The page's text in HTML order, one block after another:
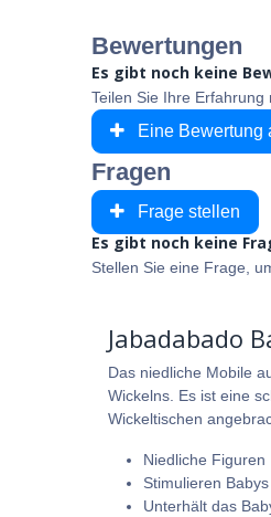
Bewertungen
Es gibt noch keine
Teilen Sie Ihre
Eine Bewertung
Fragen
Frage stellen
Es gibt noch keine
Stellen Sie eine Frage,
Jabadabado
Das niedliche Mobile
Wickelns. Es ist eine
Wickeltischen
Niedliche Figuren
Stimulieren
Unterhält das